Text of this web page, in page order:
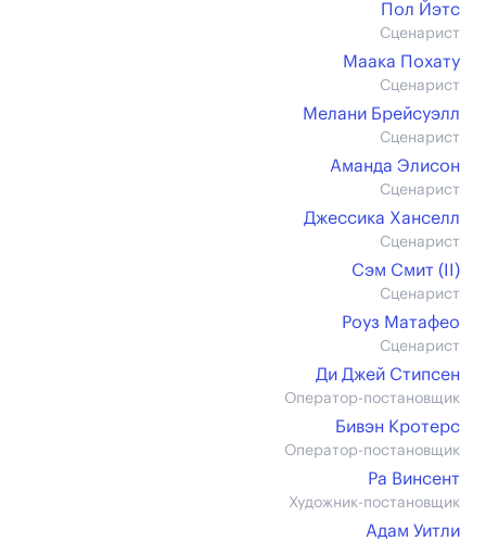
Пол Йэтс
Сценарист
Маака Похату
Сценарист
Мелани Брейсуэлл
Сценарист
Аманда Элисон
Сценарист
Джессика Ханселл
Сценарист
Сэм Смит (II)
Сценарист
Роуз Матафео
Сценарист
Ди Джей Стипсен
Оператор-постановщик
Бивэн Кротерс
Оператор-постановщик
Ра Винсент
Художник-постановщик
Адам Уитли